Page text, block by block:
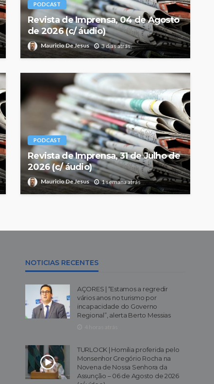
PODCAST
Revista de Imprensa, 04 de Agosto
de 2026 (c/ áudio)
Mauricio De Jesus 3 dias atrás
PODCAST
Revista de Imprensa, 31 de Julho de
2026 (c/ áudio)
Mauricio De Jesus 1 semana atrás
NOTICIAS RECENTES
AÇORES | “Estamos a regredir
vários anos no turismo por
incapacidade do Governo
Regional”, alerta Berto Messias
TURLOCK | Homilia proferida pelo
Monsenhor Gregório Rocha na
Novena de Nossa Senhora da
Assunção – 06 de Agosto de 2026